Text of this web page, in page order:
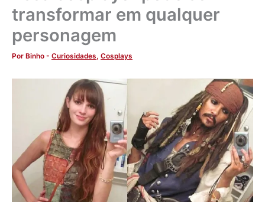
transformar em qualquer
personagem
Por Binho - Curiosidades, Cosplays